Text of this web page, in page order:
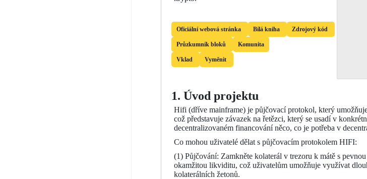
Oficiální webová stránka Bílá kniha Zdrojový kód
Průzkumník bloků Komunita
Vklad Vyměnit
1. Úvod projektu
Hifi (dříve mainframe) je půjčovací protokol, který
což představuje závazek na řetězci, který se usadí v
decentralizovaném financování něco, co je potřeba v
Co mohou uživatelé dělat s půjčovacím protokolem HIFI:
(1) Půjčování: Zamkněte kolaterál v trezoru k mátě s
okamžitou likviditu, což uživatelům umožňuje využívat
kolaterálních žetonů.